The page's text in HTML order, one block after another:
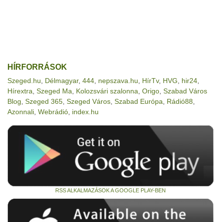
HÍRFORRÁSOK
Szeged.hu Délmagyar, 444 nepszava.hu HírTv, HVG hir24
Hírextra Szeged Ma Kolozsvári szalonna Origo Szabad Város
Blog Szeged 365 Szeged Város Szabad Európa Rádió88
Azonnali Webrádió index.hu
RSS ALKALMAZÁSOK A GOOGLE PLAY-BEN